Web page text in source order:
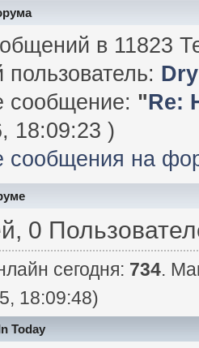
в 11823
Dry
сообщение: "Re:
18:09:23 )
сообщения на
0
сегодня: 734.
18:09:48)
Today